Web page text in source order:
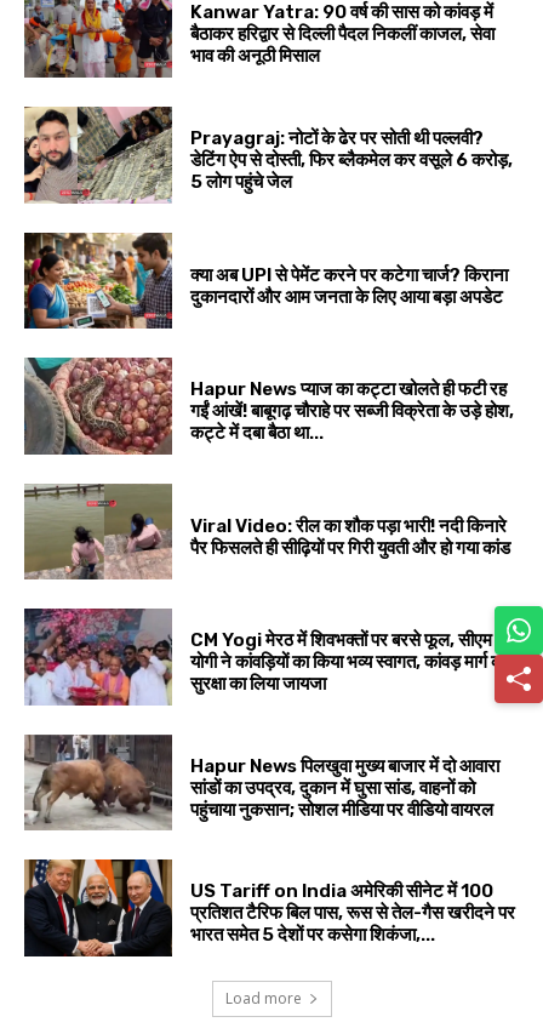
Kanwar Yatra: 90 वर्ष की सास को कांवड़ में
बैठाकर हरिद्वार से दिल्ली पैदल निकलीं काजल, सेवा
भाव की अनूठी मिसाल
Prayagraj: नोटों के ढेर पर सोती थी पल्लवी?
डेटिंग ऐप से दोस्ती, फिर ब्लैकमेल कर वसूले ₹6 करोड़,
5 लोग पहुंचे जेल
क्या अब UPI से पेमेंट करने पर कटेगा चार्ज? किराना
दुकानदारों और आम जनता के लिए आया बड़ा अपडेट
Hapur News प्याज का कट्टा खोलते ही फटी रह
गईं आंखें! बाबूगढ़ चौराहे पर सब्जी विक्रेता के उड़े होश,
कट्टे में दबा बैठा था...
Viral Video: रील का शौक पड़ा भारी! नदी किनारे
पैर फिसलते ही सीढ़ियों पर गिरी युवती और हो गया कांड
CM Yogi मेरठ में शिवभक्तों पर बरसे फूल, सीएम
योगी ने कांवड़ियों का किया भव्य स्वागत, कांवड़ मार्ग की
सुरक्षा का लिया जायजा
Hapur News पिलखुवा मुख्य बाजार में दो आवारा
सांडों का उपद्रव, दुकान में घुसा सांड, वाहनों को
पहुंचाया नुकसान; सोशल मीडिया पर वीडियो वायरल
US Tariff on India अमेरिकी सीनेट में 100
प्रतिशत टैरिफ बिल पास, रूस से तेल-गैस खरीदने पर
भारत समेत 5 देशों पर कसेगा शिकंजा,...
Load more